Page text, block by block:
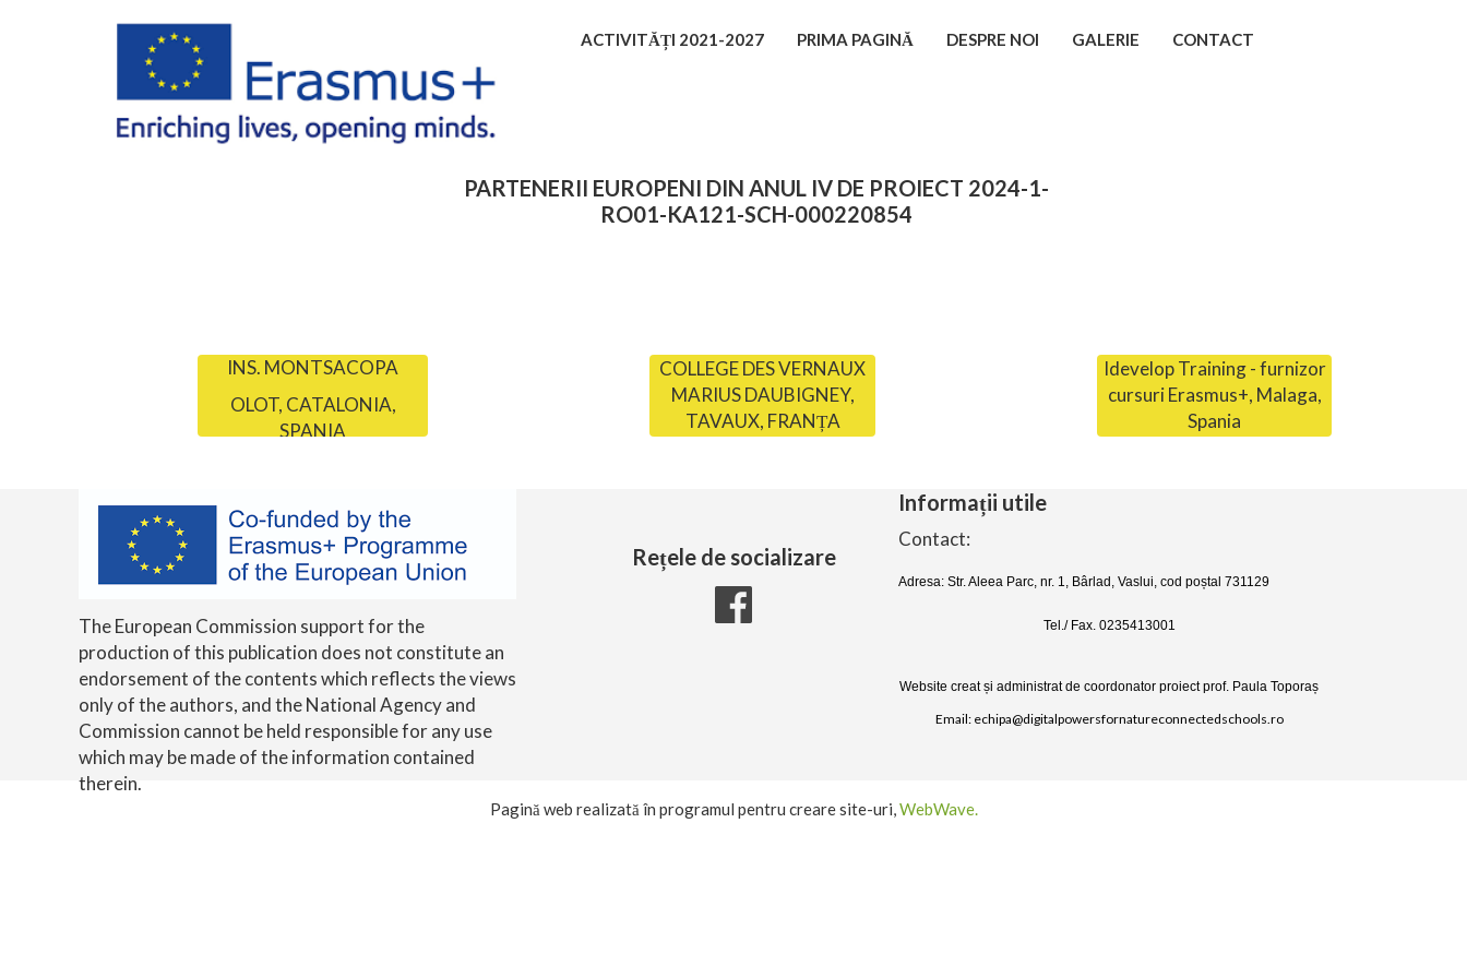
Idevelop Training - furnizor
cursuri Erasmus+, Malaga,
Spania
COLLEGE DES VERNAUX
MARIUS DAUBIGNEY,
TAVAUX, FRANȚA
INS. MONTSACOPA
OLOT, CATALONIA,
SPANIA
PARTENERII EUROPENI DIN ANUL IV DE PROIECT 2024-1-
RO01-KA121-SCH-000220854
ACTIVITĂȚI 2021-2027 PRIMA PAGINĂ DESPRE NOI GALERIE CONTACT
The European Commission support for the
production of this publication does not constitute an
endorsement of the contents which reflects the views
only of the authors, and the National Agency and
Commission cannot be held responsible for any use
which may be made of the information contained
therein.
Rețele de socializare
Informații utile
Contact:
Adresa: Str. Aleea Parc, nr. 1, Bârlad, Vaslui, cod poștal 731129
Tel./ Fax. 0235413001
Website creat și administrat de coordonator proiect prof. Paula Toporaș
Email: echipa@digitalpowersfornatureconnectedschools.ro
Pagină web realizată în programul pentru creare site-uri,WebWave.